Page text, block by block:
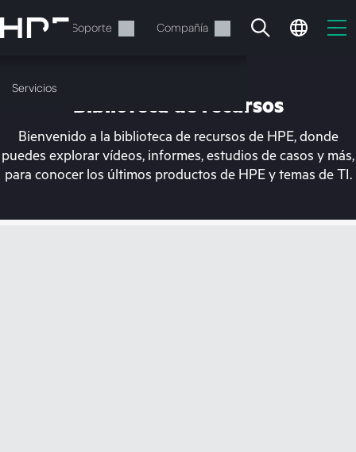
al
contenido
Servicios Soporte Compañía
Servicios
En estos momentos, tu
Biblioteca de recursos
Bienvenido a la biblioteca de recursos de HPE, donde
puedes explorar vídeos, informes, estudios de casos y más,
para conocer los últimos productos de HPE y temas de TI.